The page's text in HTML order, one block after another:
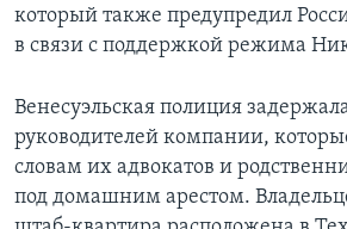
который также предупредил
в связи с поддержкой режима
Венесуэльская полиция
руководителей компании,
словам их адвокатов и
под домашним арестом.